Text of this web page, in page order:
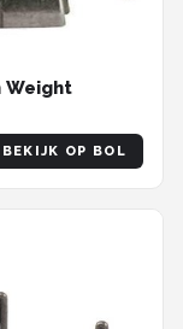
Weight
BEKIJK OP BOL